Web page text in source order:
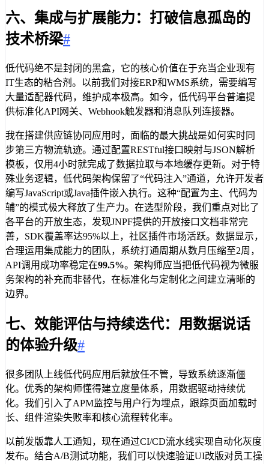
六、集成与扩展能力：打破信息孤岛的
技术桥梁#
低代码绝不是封闭的黑盒，它的核心价值在于充当企业现有
IT生态的粘合剂。以前我们对接ERP和WMS系统，需要编写
大量适配器代码，维护成本极高。如今，低代码平台普遍提
供标准化API网关、Webhook触发器和消息队列连接器。
我在搭建供应链协同应用时，面临的最大挑战是如何实时同
步第三方物流轨迹。通过配置RESTful接口映射与JSON解析
模板，仅用4小时就完成了数据拉取与本地缓存更新。对于特
殊业务逻辑，低代码架构保留了“代码注入”通道，允许开发者
编写JavaScript或Java插件嵌入执行。这种“配置为主、代码为
辅”的模式极大释放了生产力。在选型阶段，我们重点对比了
各平台的开放生态，发现JNPF提供的开放接口文档非常完
善，SDK覆盖率达95%以上，社区插件市场活跃。数据显示，
合理运用集成能力的团队，系统打通周期从数月压缩至2周，
API调用成功率稳定在99.5%。架构师应当把低代码视为微服
务架构的补充而非替代，在标准化与定制化之间建立清晰的
边界。
七、效能评估与持续迭代：用数据说话
的体验升级#
很多团队上线低代码应用后就放任不管，导致系统逐渐僵
化。优秀的架构师懂得建立度量体系，用数据驱动持续优
化。我们引入了APM监控与用户行为埋点，跟踪页面加载时
长、组件渲染失败率和核心流程转化率。
以前发版靠人工通知，现在通过CI/CD流水线实现自动化灰度
发布。结合A/B测试功能，我们可以快速验证UI改版对员工操